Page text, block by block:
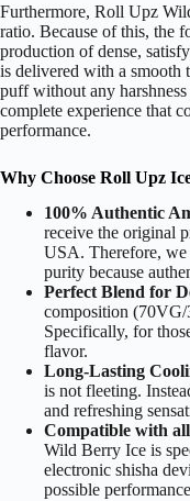
Furthermore, Roll Upz
ratio. Because of this, the
production of dense,
is delivered with a smooth
puff without any
complete experience that
performance.
100% Authentic
receive the original
USA. Therefore, we
purity because
Perfect Blend for
composition (70VG/
Specifically, for
flavor.
Long-Lasting
is not fleeting.
and refreshing
Compatible with
Wild Berry Ice is
electronic shisha
possible